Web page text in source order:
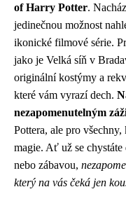
of Harry Potter.
jedinečnou možnost
ikonické filmové série.
jako je Velká síň v
originální kostýmy a
které vám vyrazí dech.
nezapomenutelným
Pottera, ale pro
magie. Ať už se
nebo zábavou,
který na vás čeká jen